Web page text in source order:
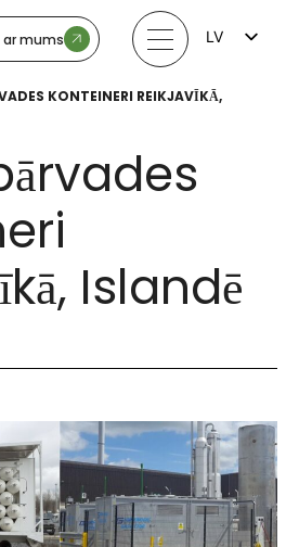
ar mums
LV
LT
KONTEINERI REIKJAVĪKĀ,
Islandē